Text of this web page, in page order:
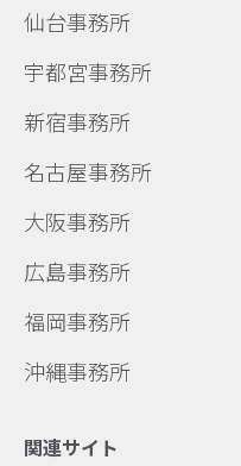
仙台事務所
宇都宮事務所
新宿事務所
名古屋事務所
大阪事務所
広島事務所
福岡事務所
沖縄事務所
関連サイト